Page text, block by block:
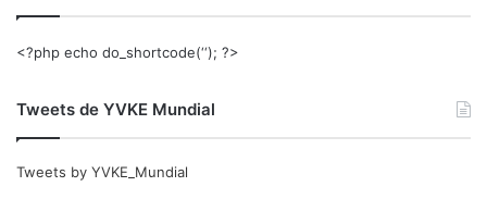
<?php echo do_shortcode(‘‘); ?>
Tweets de YVKE Mundial
Tweets by YVKE_Mundial